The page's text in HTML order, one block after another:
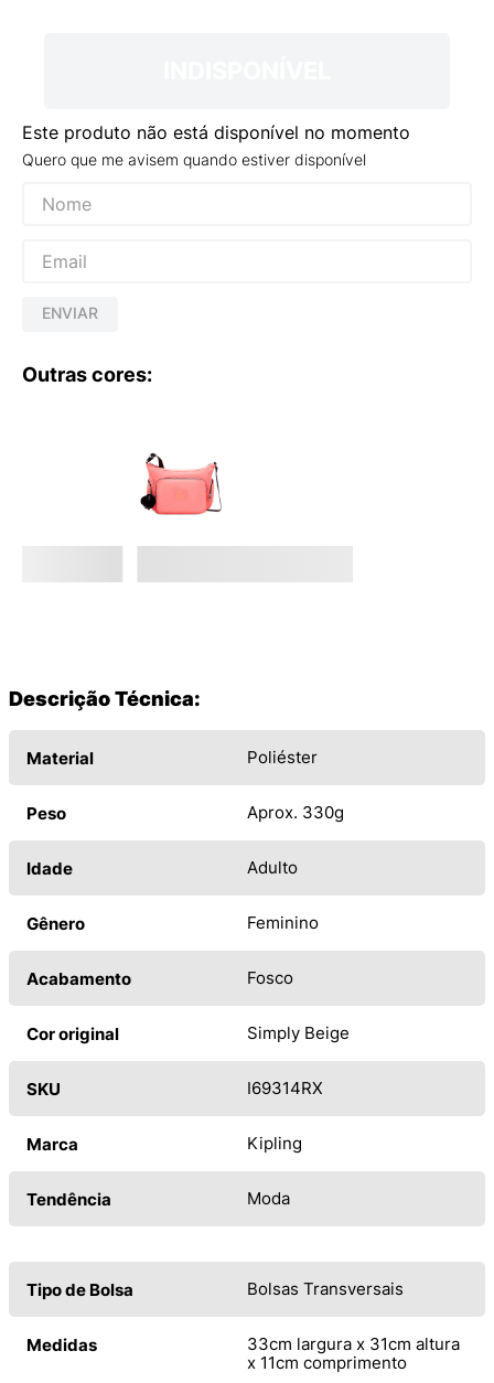
Este produto não está disponível no momento
Quero que me avisem quando estiver disponível
ENVIAR
Outras cores:
Descrição Técnica:
Material Poliéster
Peso Aprox. 330g
Idade Adulto
Gênero Feminino
Acabamento Fosco
Cor original Simply Beige
SKU I69314RX
Marca Kipling
Tendência Moda
Tipo de Bolsa Bolsas Transversais
Medidas
33cm largura x 31cm altura
x 11cm comprimento